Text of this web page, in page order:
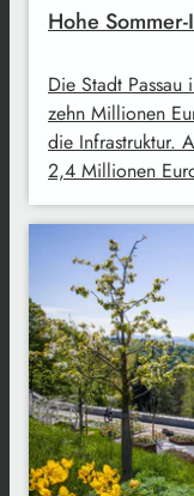
Hohe
Die Stadt Passau
zehn Millionen
die Infrastruktur.
2,4 Millionen